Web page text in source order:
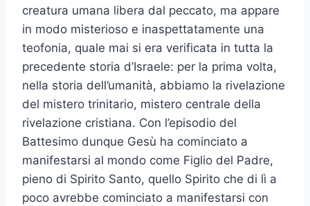
creatura umana libera dal peccato, ma appare
in modo misterioso e inaspettatamente una
teofonia, quale mai si era verificata in tutta la
precedente storia d’Israele: per la prima volta,
nella storia dell’umanità, abbiamo la rivelazione
del mistero trinitario, mistero centrale della
rivelazione cristiana. Con l’episodio del
Battesimo dunque Gesù ha cominciato a
manifestarsi al mondo come Figlio del Padre,
pieno di Spirito Santo, quello Spirito che di lì a
poco avrebbe cominciato a manifestarsi con